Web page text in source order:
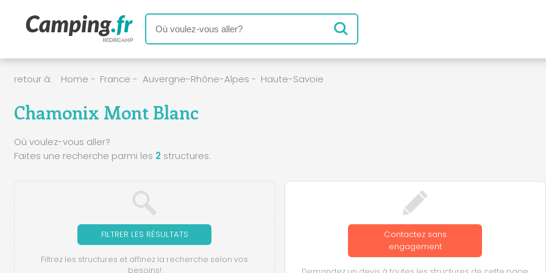
retour à: Home - France - Auvergne-Rhône-Alpes - Haute-Savoie
Chamonix Mont Blanc
Où voulez-vous aller?
Faites une recherche parmi les 2structures.
FILTRER LES RÉSULTATS
Filtrez les structures et affinez la recherche selon vos
besoins!
Contactez sans
engagement